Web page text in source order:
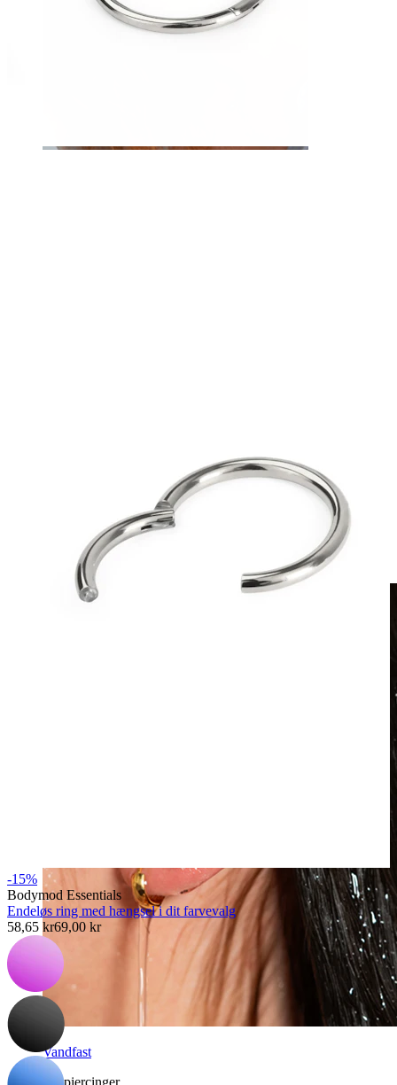
Clip on
Vandfast
Ørepiercinger
-15%
Bodymod Essentials
Endeløs ring med hængsel i dit farvevalg
58,65 kr69,00 kr